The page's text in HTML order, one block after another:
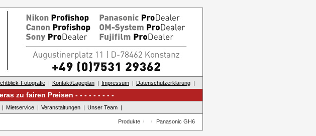
Fotografie Kontakt/Lageplan Impressum Datenschutzerklärung
zu fairen Preisen
Mietservice Veranstaltungen Unser Team
Produkte Panasonic GH6